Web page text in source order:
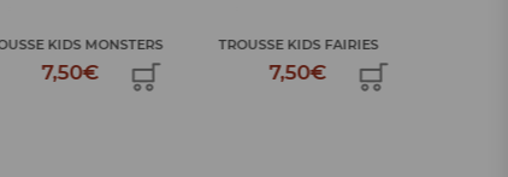
TROUSSE KIDS FAIRIES
7,50€
PLUMIER CRAYON HAPPY
PEOP...
34,99€